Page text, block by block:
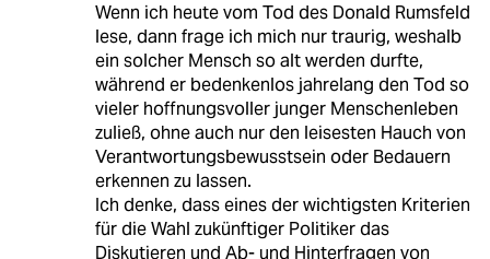
Wenn ich heute vom Tod des Donald Rumsfeld
lese, dann frage ich mich nur traurig, weshalb
ein solcher Mensch so alt werden durfte,
während er bedenkenlos jahrelang den Tod so
vieler hoffnungsvoller junger Menschenleben
zuließ, ohne auch nur den leisesten Hauch von
Verantwortungsbewusstsein oder Bedauern
erkennen zu lassen.
Ich denke, dass eines der wichtigsten Kriterien
für die Wahl zukünftiger Politiker das
Diskutieren und Ab- und Hinterfragen von